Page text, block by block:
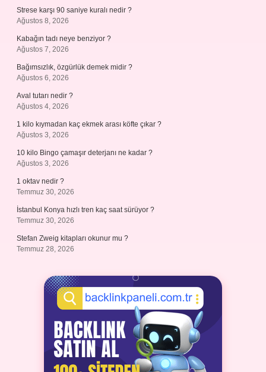
Strese karşı 90 saniye kuralı nedir ?
Ağustos 8, 2026
Kabağın tadı neye benziyor ?
Ağustos 7, 2026
Bağımsızlık, özgürlük demek midir ?
Ağustos 6, 2026
Aval tutarı nedir ?
Ağustos 4, 2026
1 kilo kıymadan kaç ekmek arası köfte çıkar ?
Ağustos 3, 2026
10 kilo Bingo çamaşır deterjanı ne kadar ?
Ağustos 3, 2026
1 oktav nedir ?
Temmuz 30, 2026
İstanbul Konya hızlı tren kaç saat sürüyor ?
Temmuz 30, 2026
Stefan Zweig kitapları okunur mu ?
Temmuz 28, 2026